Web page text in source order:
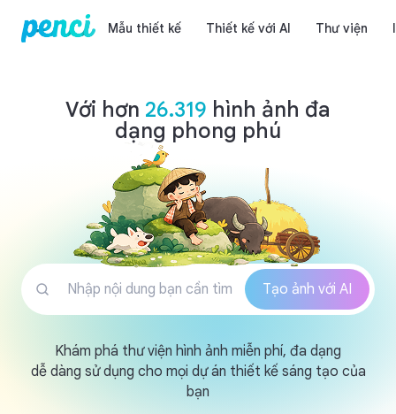
Mẫu thiết kế Thiết kế với AI Thư viện
Con người
Với hơn 26.319 hình ảnh đa
dạng phong phú
Tạo ảnh với AI
Khám phá thư viện hình ảnh miễn phí, đa dạng
dễ dàng sử dụng cho mọi dự án thiết kế sáng tạo của
bạn